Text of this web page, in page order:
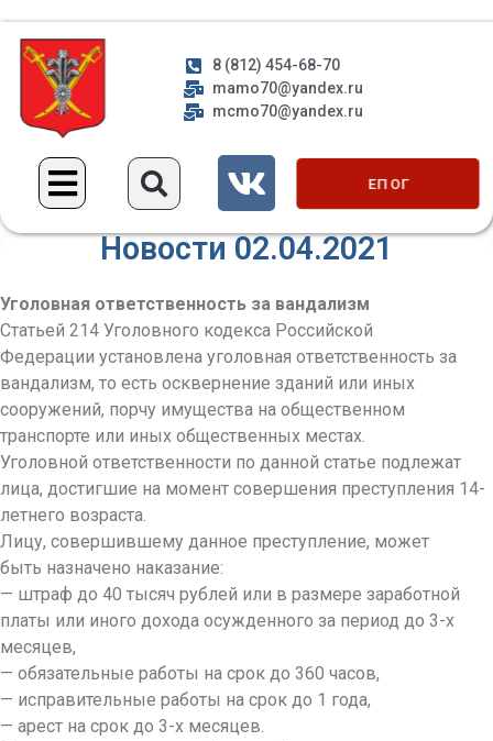
8 (812) 454-68-70
mamo70@yandex.ru
mcmo70@yandex.ru
ЕП ОГ
Новости 02.04.2021
Уголовная ответственность за вандализм
Статьей 214 Уголовного кодекса Российской
Федерации установлена уголовная ответственность за
вандализм, то есть осквернение зданий или иных
сооружений, порчу имущества на общественном
транспорте или иных общественных местах.
Уголовной ответственности по данной статье подлежат
лица, достигшие на момент совершения преступления 14-
летнего возраста.
Лицу, совершившему данное преступление, может
быть назначено наказание:
— штраф до 40 тысяч рублей или в размере заработной
платы или иного дохода осужденного за период до 3-х
месяцев,
— обязательные работы на срок до 360 часов,
— исправительные работы на срок до 1 года,
— арест на срок до 3-х месяцев.